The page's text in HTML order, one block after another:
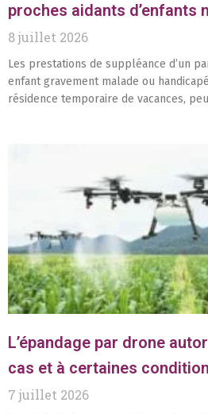
proches aidants d’enfants
8 juillet 2026
Les prestations de suppléance d’un
enfant gravement malade ou
résidence temporaire de vacances,
L’épandage par drone
cas et à certaines
7 juillet 2026